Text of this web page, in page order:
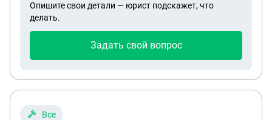
Опишите свои детали — юрист подскажет, что
делать.
Задать свой вопрос
Все